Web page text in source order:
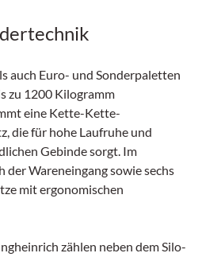
auch Euro- und Sonderpaletten
zu 1200 Kilogramm
eine Kette-Kette-
die für hohe Laufruhe und
Gebinde sorgt. Im
der Wareneingang sowie sechs
mit ergonomischen
zählen neben dem Silo-